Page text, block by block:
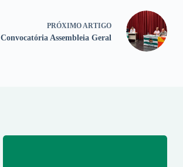
PRÓXIMO ARTIGO
Convocatória Assembleia Geral